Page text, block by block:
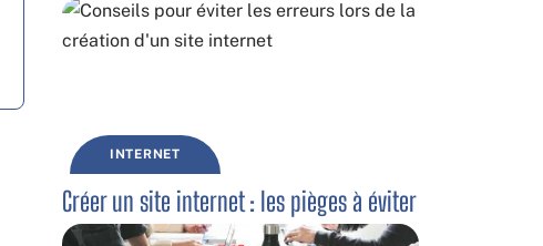
INTERNET
Créer un site internet : les pièges à éviter